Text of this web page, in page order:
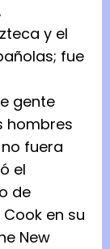
y el
fue
gente
hombres
fuera
el
de
en su
New